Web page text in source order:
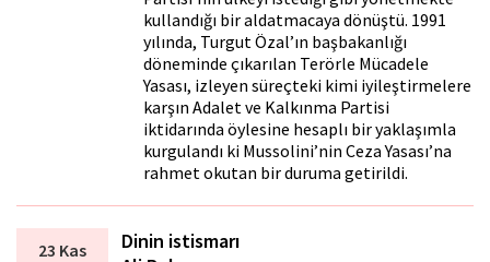
kullandığı bir aldatmacaya dönüştü. 1991
yılında, Turgut Özal’ın başbakanlığı
döneminde çıkarılan Terörle Mücadele
Yasası, izleyen süreçteki kimi iyileştirmelere
karşın Adalet ve Kalkınma Partisi
iktidarında öylesine hesaplı bir yaklaşımla
kurgulandı ki Mussolini’nin Ceza Yasası’na
rahmet okutan bir duruma getirildi.
23 Kas
Dinin istismarı